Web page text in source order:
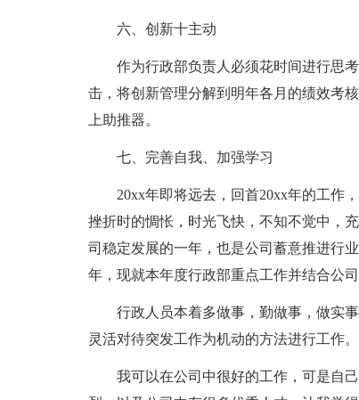
六、创新十主动
作为行政部负责人必须花时间进行思
击，将创新管理分解到明年各月的绩效考
上助推器。
七、完善自我、加强学习
20xx年即将远去，回首20xx年的工作
挫折时的惆怅，时光飞快，不知不觉中，
司稳定发展的一年，也是公司蓄意推进行
年，现就本年度行政部重点工作并结合公
行政人员本着多做事，勤做事，做实
灵活对待突发工作为机动的方法进行工作
我可以在公司中很好的工作，可是自